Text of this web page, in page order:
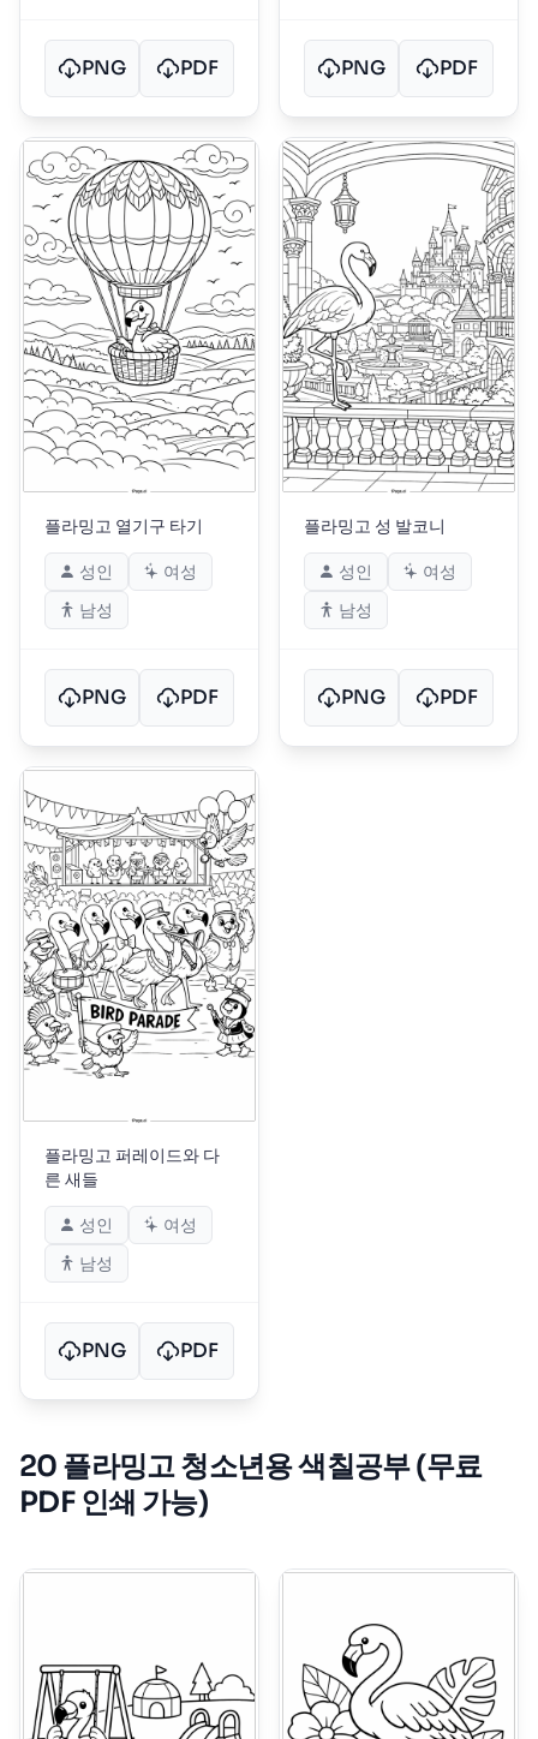
PNG PDF PNG PDF
플라밍고 열기구 타기
성인
여성
남성
PNG PDF
플라밍고 성 발코니
성인
여성
남성
PNG PDF
플라밍고 퍼레이드와 다
른 새들
성인
여성
남성
PNG PDF
20 플라밍고 청소년용 색칠공부 (무료
PDF 인쇄 가능)